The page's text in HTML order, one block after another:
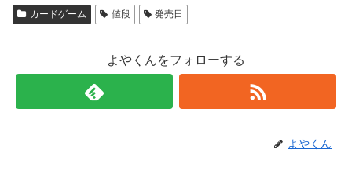
カードゲーム 値段 発売日
よやくんをフォローする
よやくん